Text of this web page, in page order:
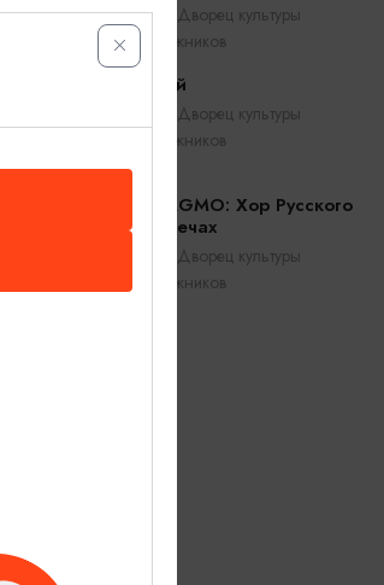
Калининград, Дворец культуры
железнодорожников
Саша Малой
Калининград, Дворец культуры
железнодорожников
Оркестр CAGMO: Хор Русского
Рока при свечах
Калининград, Дворец культуры
железнодорожников